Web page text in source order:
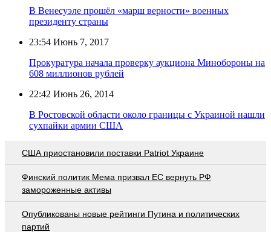
В Венесуэле прошёл «марш верности» военных
президенту страны
23:54 Июнь 7, 2017
Прокуратура начала проверку аукциона Минобороны на
608 миллионов рублей
22:42 Июнь 26, 2014
В Ростовской области около границы с Украиной нашли
сухпайки армии США
США приостановили поставки Patriot Украине
Финский политик Мема призвал ЕС вернуть РФ
замороженные активы
Опубликованы новые рейтинги Путина и политических
партий